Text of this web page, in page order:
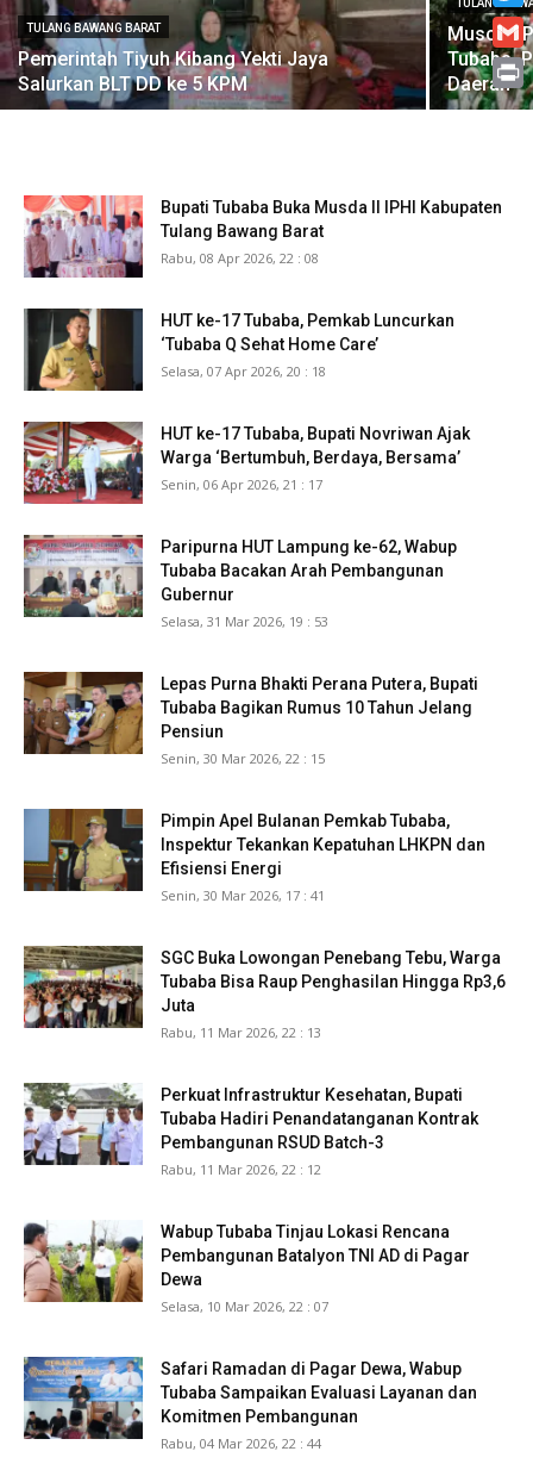
TULANG BAWANG BARAT
Pemerintah Tiyuh Kibang Yekti Jaya
Salurkan BLT DD ke 5 KPM
TULANG
Muscab
Tubaba,
Daerah
Bupati Tubaba Buka Musda II IPHI Kabupaten
Tulang Bawang Barat
Rabu, 08 Apr 2026, 22 : 08
HUT ke-17 Tubaba, Pemkab Luncurkan
‘Tubaba Q Sehat Home Care’
Selasa, 07 Apr 2026, 20 : 18
HUT ke-17 Tubaba, Bupati Novriwan Ajak
Warga ‘Bertumbuh, Berdaya, Bersama’
Senin, 06 Apr 2026, 21 : 17
Paripurna HUT Lampung ke-62, Wabup
Tubaba Bacakan Arah Pembangunan
Gubernur
Selasa, 31 Mar 2026, 19 : 53
Lepas Purna Bhakti Perana Putera, Bupati
Tubaba Bagikan Rumus 10 Tahun Jelang
Pensiun
Senin, 30 Mar 2026, 22 : 15
Pimpin Apel Bulanan Pemkab Tubaba,
Inspektur Tekankan Kepatuhan LHKPN dan
Efisiensi Energi
Senin, 30 Mar 2026, 17 : 41
SGC Buka Lowongan Penebang Tebu, Warga
Tubaba Bisa Raup Penghasilan Hingga Rp3,6
Juta
Rabu, 11 Mar 2026, 22 : 13
Perkuat Infrastruktur Kesehatan, Bupati
Tubaba Hadiri Penandatanganan Kontrak
Pembangunan RSUD Batch-3
Rabu, 11 Mar 2026, 22 : 12
Wabup Tubaba Tinjau Lokasi Rencana
Pembangunan Batalyon TNI AD di Pagar
Dewa
Selasa, 10 Mar 2026, 22 : 07
Safari Ramadan di Pagar Dewa, Wabup
Tubaba Sampaikan Evaluasi Layanan dan
Komitmen Pembangunan
Rabu, 04 Mar 2026, 22 : 44
Print